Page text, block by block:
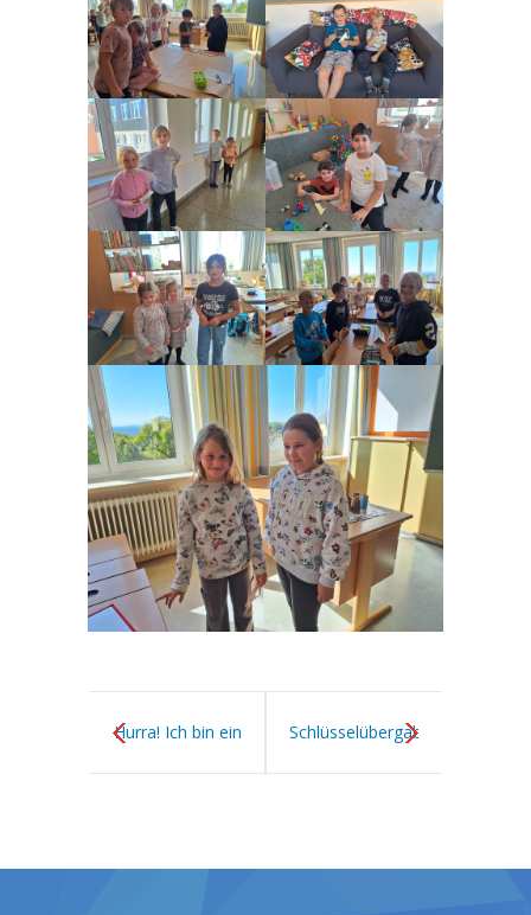
-- 2023/2024
Schülereinschreibung
-- Schülereinschreibung
-- Schulanfänger:innen Informationen
Daten
-- Kontakt I Impressum
-- Datenschutz
Hurra! Ich bin ein Schlüsselübergabe